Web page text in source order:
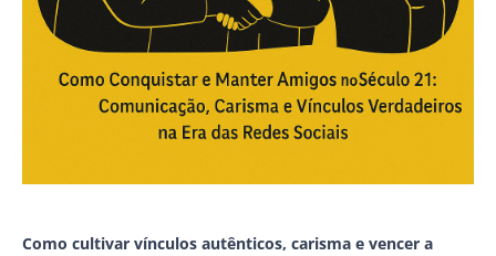
Como cultivar vínculos autênticos, carisma e vencer a